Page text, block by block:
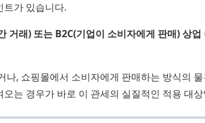
트가 있습니다.
거래) 또는 B2C(기업이 소비자에게 판매) 상
나, 쇼핑몰에서 소비자에게 판매하는 방식의
는 경우가 바로 이 관세의 실질적인 적용 대